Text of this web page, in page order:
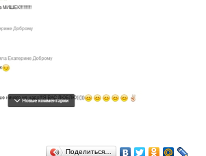
Поделиться…